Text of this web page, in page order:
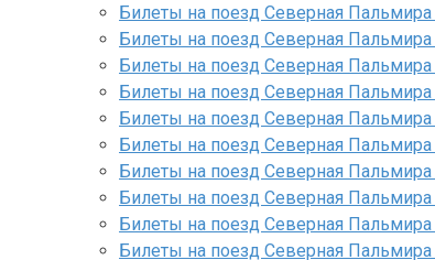
Билеты на поезд Северная
Билеты на поезд Северная
Билеты на поезд Северная
Билеты на поезд Северная
Билеты на поезд Северная Пальмира
Билеты на поезд Северная Пальмира
Билеты на поезд Северная Пальмира
Билеты на поезд Северная Пальмира
Билеты на поезд Северная Пальмира
Билеты на поезд Северная